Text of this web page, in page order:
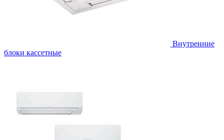
Внутренние
блоки кассетные